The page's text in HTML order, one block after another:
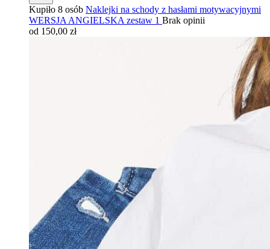
Kupiło 8 osób Naklejki na schody z hasłami motywacyjnymi
WERSJA ANGIELSKA zestaw 1 Brak opinii
od 150,00 zł